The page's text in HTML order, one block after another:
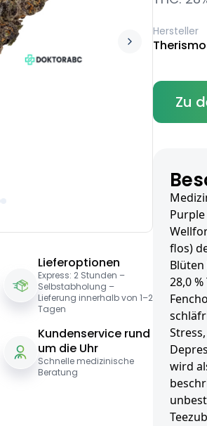
Lieferoptionen
Express: 2 Stunden –
Selbstabholung –
Lieferung innerhalb von 1–2
Tagen
Kundenservice rund
um die Uhr
Schnelle medizinische
Beratung
Hersteller
Zu
flos)
28,0
wird